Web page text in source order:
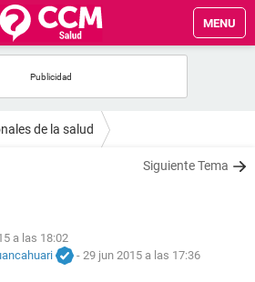
MENU
de la salud
Siguiente Tema
a las 18:02
- 29 jun 2015 a las 17:36